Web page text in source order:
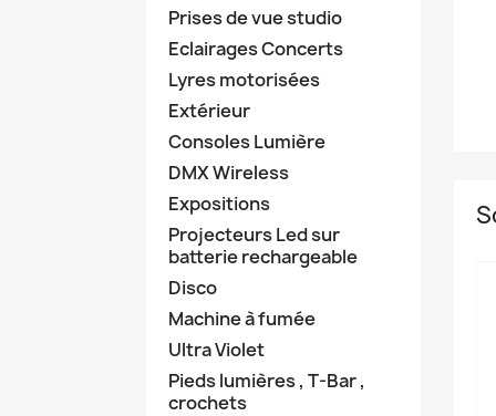
Prises de vue studio
Eclairages Concerts
Lyres motorisées
Extérieur
Consoles Lumière
DMX Wireless
Expositions
Projecteurs Led sur
batterie rechargeable
Disco
Machine à fumée
Ultra Violet
Pieds lumières , T-Bar ,
crochets